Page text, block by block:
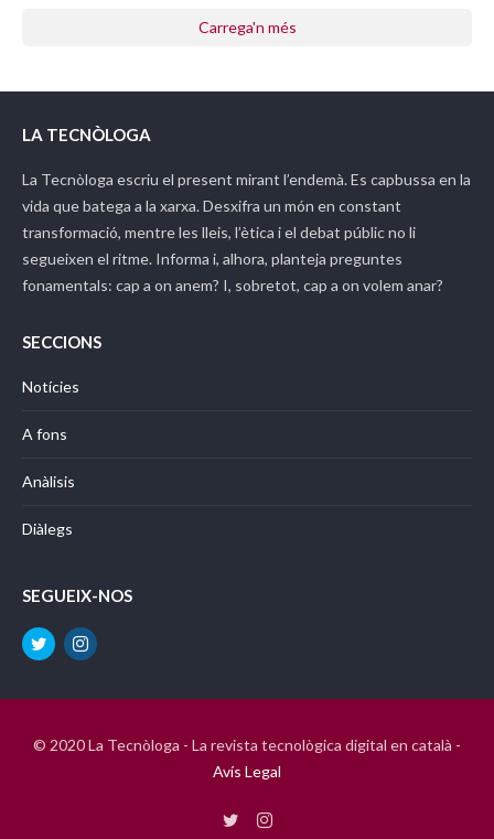
Carrega'n més
LA TECNÒLOGA
La Tecnòloga escriu el present mirant l’endemà. Es capbussa en la
vida que batega a la xarxa. Desxifra un món en constant
transformació, mentre les lleis, l’ètica i el debat públic no li
segueixen el ritme. Informa i, alhora, planteja preguntes
fonamentals: cap a on anem? I, sobretot, cap a on volem anar?
SECCIONS
Notícies
A fons
Anàlisis
Diàlegs
SEGUEIX-NOS
© 2020 La Tecnòloga - La revista tecnològica digital en català -
Avís Legal